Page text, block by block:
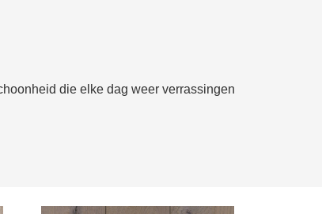
die elke dag weer verrassingen